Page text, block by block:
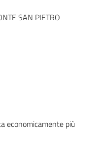
SAN PIETRO
economicamente più